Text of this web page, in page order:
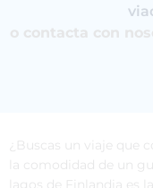
o contacta con
¿Buscas un viaje que
la comodidad de un
lagos de Finlandia es